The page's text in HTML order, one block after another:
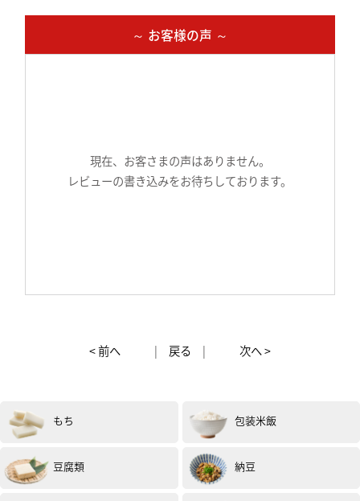
～ お客様の声 ～
現在、お客さまの声はありません。
レビューの書き込みをお待ちしております。
< 前へ | 戻る | 次へ >
もち 包装米飯
豆腐類 納豆